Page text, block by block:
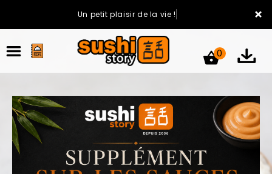
×
Un petit plaisir de la vie !
0